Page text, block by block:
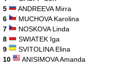
5
ANDREEVA Mirra
6
MUCHOVA Karolina
7
NOSKOVA Linda
8
SWIATEK Iga
9
SVITOLINA Elina
10
ANISIMOVA Amanda